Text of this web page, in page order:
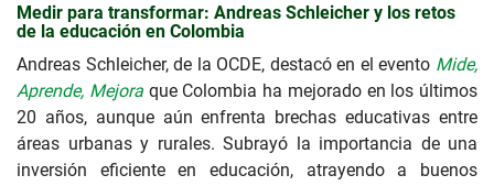
Medir para transformar: Andreas Schleicher y los retos
de la educación en Colombia
Andreas Schleicher, de la OCDE, destacó en el evento Mide,
Aprende, Mejoraque Colombia ha mejorado en los últimos
20 años, aunque aún enfrenta brechas educativas entre
áreas urbanas y rurales. Subrayó la importancia de una
inversión eficiente en educación, atrayendo a buenos